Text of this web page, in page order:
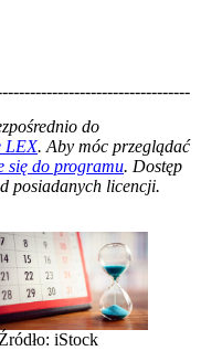
do
LEX. Aby móc przeglądać
się do programu. Dostęp
posiadanych licencji.
Źródło: iStock